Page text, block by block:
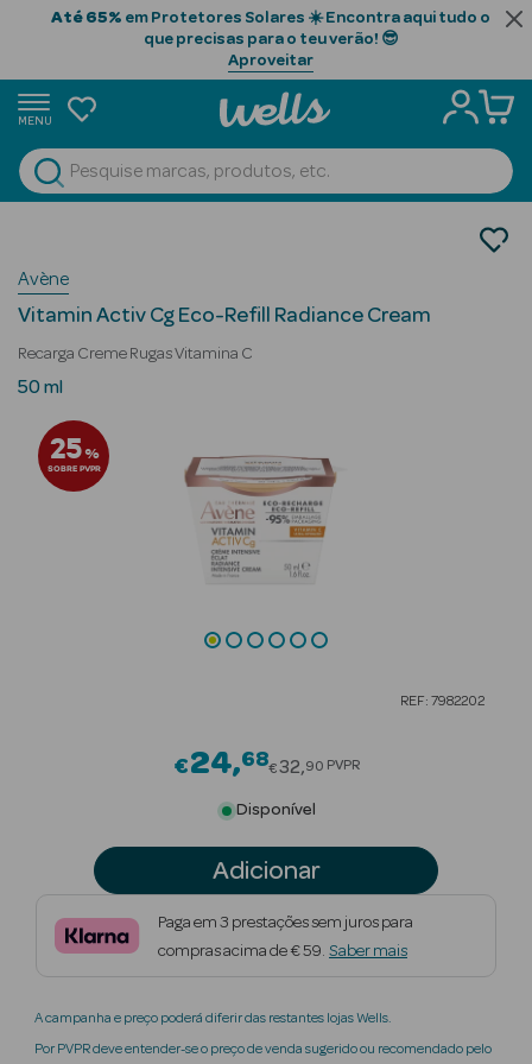
Até 65% em Protetores Solares ☀️ Encontra aqui tudo o
que precisas para o teu verão! 😎
Aproveitar
MENU
Ver Tudo
Beauty Season
Cabelo
Beauty Season
Beauty Season
Cosmética
Beauty Season
Beauty Season
Beauty Season
Beauty Season
Hidratantes
Avène
Vitamin Activ Cg Eco-Refill Radiance Cream
Recarga Creme Rugas Vitamina C
50 ml
25%
SOBRE PVPR
REF: 7982202
€24 68Price reduced from
€32 90 PVPR
Disponível
Adicionar
Paga em 3 prestações sem juros para
compras acima de € 59. Saber mais
A campanha e preço poderá diferir das restantes lojas Wells.
Por PVPR deve entender-se o preço de venda sugerido ou recomendado pelo